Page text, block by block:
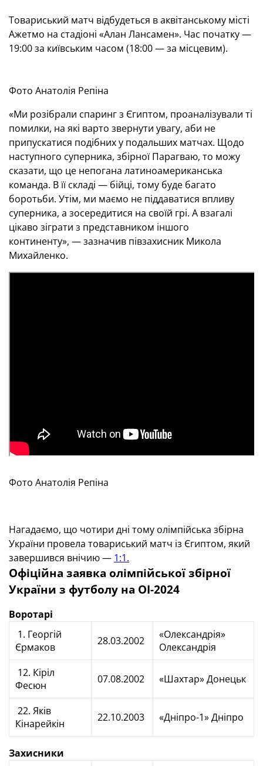
Товариський матч відбудеться в аквітанському місті
Ажетмо на стадіоні «Алан Лансамен». Час початку —
19:00 за київським часом (18:00 — за місцевим).
Фото Анатолія Репіна
«Ми розібрали спаринг з Єгиптом, проаналізували ті
помилки, на які варто звернути увагу, аби не
припускатися подібних у подальших матчах. Щодо
наступного суперника, збірної Парагваю, то можу
сказати, що це непогана латиноамериканська
команда. В її складі — бійці, тому буде багато
боротьби. Утім, ми маємо не піддаватися впливу
суперника, а зосередитися на своїй грі. А взагалі
цікаво зіграти з представником іншого
континенту», — зазначив півзахисник Микола
Михайленко.
Фото Анатолія Репіна
Нагадаємо, що чотири дні тому олімпійська збірна
України провела товариський матч із Єгиптом, який
завершився внічию — 1:1.
Офіційна заявка олімпійської збірної
України з футболу на ОІ-2024
Воротарі
1. Георгій
Єрмаков
28.03.2002
«Олександрія»
Олександрія
12. Кіріл
Фесюн
07.08.2002 «Шахтар» Донецьк
22. Яків
Кінарейкін
22.10.2003 «Дніпро-1» Дніпро
Захисники